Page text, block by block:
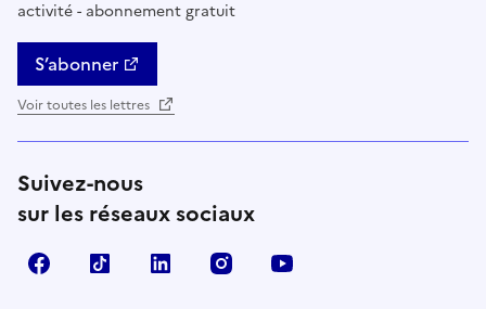
activité - abonnement gratuit
S’abonner
Voir toutes les lettres
Suivez-nous
sur les réseaux sociaux
FacebookTikTok Linkedin Instagram